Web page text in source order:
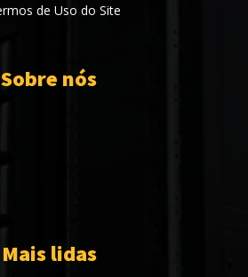
de Uso do Site
Sobre nós
Mais lidas